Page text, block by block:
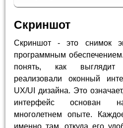
Скриншот
Скриншот - это снимок
программным
понять, как
реализовали оконный
UX/UI дизайна. Это
интерфейс основан на
многолетнем опыте.